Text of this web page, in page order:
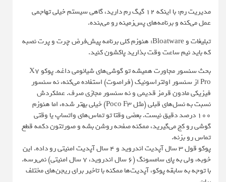
مدیریت رم: با اینکه ۱۲ گیگ رم دارید، گاهی سیستم خیلی تهاجمی
عمل می‌کنه و برنامه‌های پس‌زمینه رو می‌بنده.
تبلیغات و Bloatware: هنوزم کلی برنامه پیش‌فرض چرت و پرت نصبه
که باید نیم ساعت وقت بذارید پاکشون کنید.
بحث سنسور مجاورت همیشه تو گوشی‌های شیائومی داغه. پوکو X7
Pro از سنسور اولتراسونیک (فراصوت) استفاده می‌کنه، نه سنسور
فیزیکی مادون قرمز قدیمی و نه سنسور مجازی صرف. عملکردش
نسبت به نسل‌های قبلی (مثل Poco F3) خیلی بهتر شده، اما هنوزم
۱۰۰ درصد دقیق نیست. بعضی وقتا تو تماس‌های واتساپ یا وقتی
گوشی رو کج می‌گیرید، ممکنه صفحه روشن بشه و صورتتون دکمه قطع
تماس رو بزنه.
پوکو قول ۳ سال آپدیت اندروید و ۴ سال آپدیت امنیتی رو داده. این
خوبه، ولی به پای سامسونگ (6 سال اندروید، 7 سال امنیتی) نمی‌رسه.
با توجه به سابقه پوکو، آپدیت‌ها ممکنه با تاخیر برای ریجن‌های مختلف